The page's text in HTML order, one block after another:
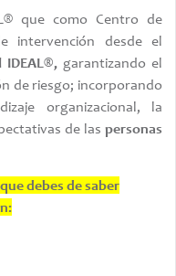
® que como Centro de
intervención desde el
garantizando el
de riesgo; incorporando
organizacional, la
de las personas
debes de saber